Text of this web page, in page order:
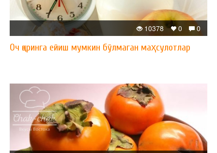
0
0
10378
Оч қоринга ейиш мумкин бўлмаган маҳсулотлар